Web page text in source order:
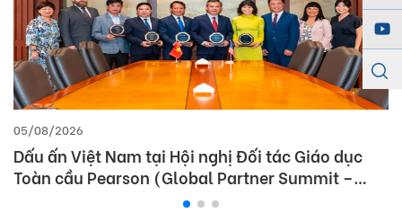
05/08/2026
Dấu ấn Việt Nam tại Hội nghị Đối tác Giáo dục
Toàn cầu Pearson (Global Partner Summit –